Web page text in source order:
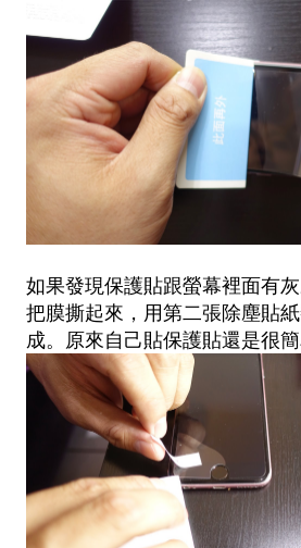
如果發現保護貼跟螢幕裡面有
把膜撕起來，用第二張除塵貼
成。原來自己貼保護貼還是很